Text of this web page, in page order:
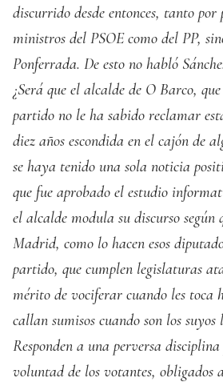
discurrido desde entonces, tanto por
ministros del PSOE como del PP,
Ponferrada. De esto no habló
¿Será que el alcalde de O Barco,
partido no le ha sabido reclamar
diez años escondida en el cajón de
se haya tenido una sola noticia
que fue aprobado el estudio
el alcalde modula su discurso según
Madrid, como lo hacen esos
partido, que cumplen legislaturas
mérito de vociferar cuando les toca
callan sumisos cuando son los suyos
Responden a una perversa
voluntad de los votantes, obligados